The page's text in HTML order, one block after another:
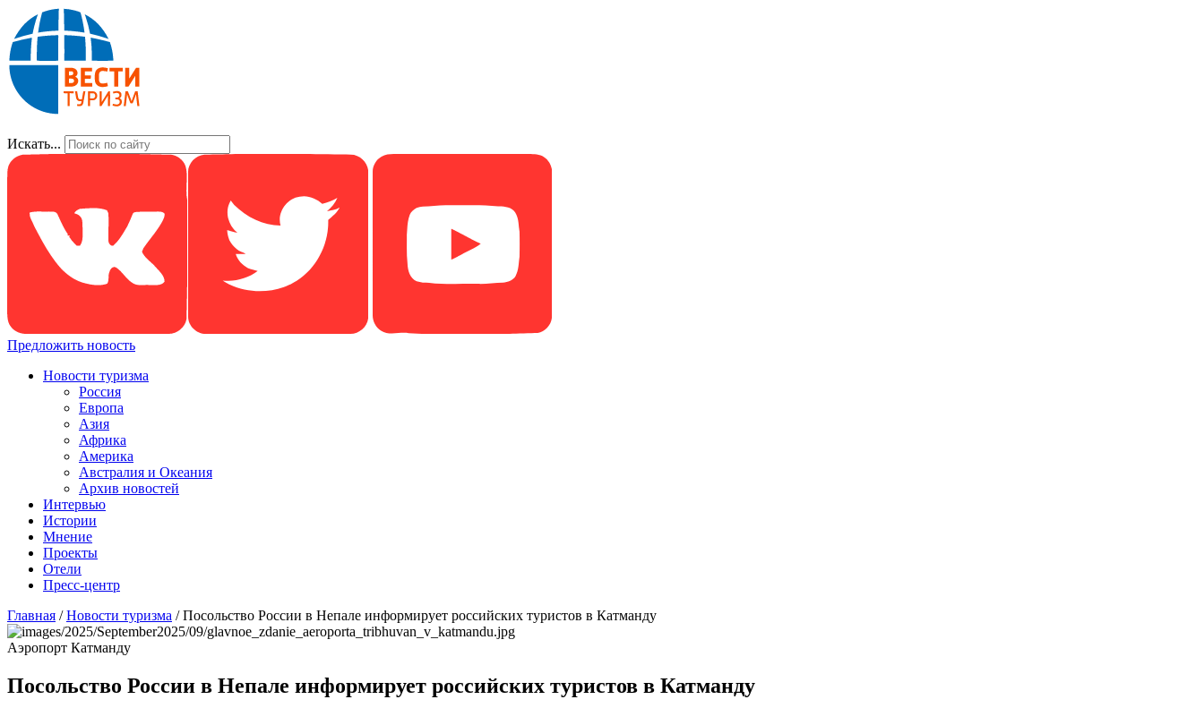
Искать...
Предложить новость
Новости туризма
Россия
Европа
Азия
Африка
Америка
Австралия и Океания
Архив новостей
Интервью
Истории
Мнение
Проекты
Отели
Пресс-центр
Главная /Новости туризма /Посольство России в Непале информирует российских туристов в Катманду
Аэропорт Катманду
Посольство России в Непале информирует российских туристов в Катманду